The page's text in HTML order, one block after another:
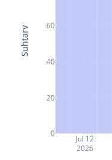
Jul 12
2026
0
20
40
60
Suhtarv